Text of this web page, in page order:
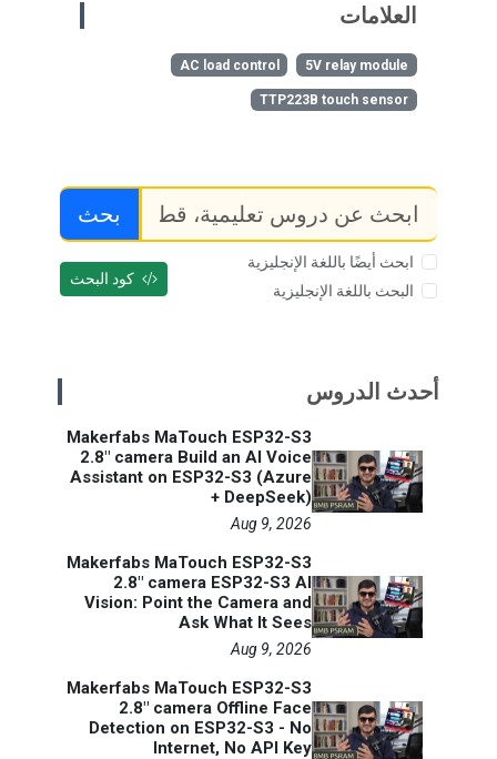
العلامات
5V relay module
AC load control
TTP223B touch sensor
بحث
ابحث أيضًا باللغة الإنجليزية
البحث باللغة الإنجليزية
كود البحث
أحدث الدروس
Makerfabs MaTouch ESP32-S3
2.8" camera Build an AI Voice
Assistant on ESP32-S3 (Azure
+ DeepSeek)
Aug 9, 2026
Makerfabs MaTouch ESP32-S3
2.8" camera ESP32-S3 AI
Vision: Point the Camera and
Ask What It Sees
Aug 9, 2026
Makerfabs MaTouch ESP32-S3
2.8" camera Offline Face
Detection on ESP32-S3 - No
Internet, No API Key